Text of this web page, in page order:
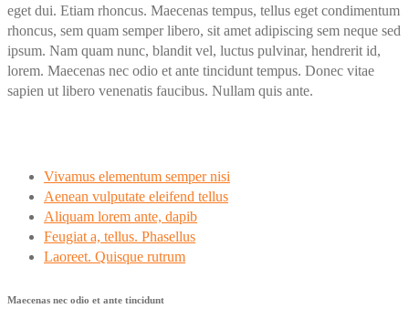
eget dui. Etiam rhoncus. Maecenas tempus, tellus eget condimentum
rhoncus, sem quam semper libero, sit amet adipiscing sem neque sed
ipsum. Nam quam nunc, blandit vel, luctus pulvinar, hendrerit id,
lorem. Maecenas nec odio et ante tincidunt tempus. Donec vitae
sapien ut libero venenatis faucibus. Nullam quis ante.
Vivamus elementum semper nisi
Aenean vulputate eleifend tellus
Aliquam lorem ante, dapib
Feugiat a, tellus. Phasellus
Laoreet. Quisque rutrum
Maecenas nec odio et ante tincidunt